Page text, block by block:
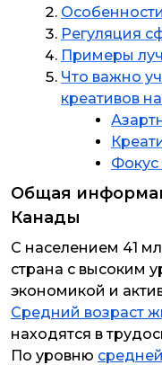
Регуляция
Примеры
Что важно
креативов
Фокус
Общая
Канады
С населением 41
страна с высоким
экономикой и
Средний возраст
находятся в
По уровню